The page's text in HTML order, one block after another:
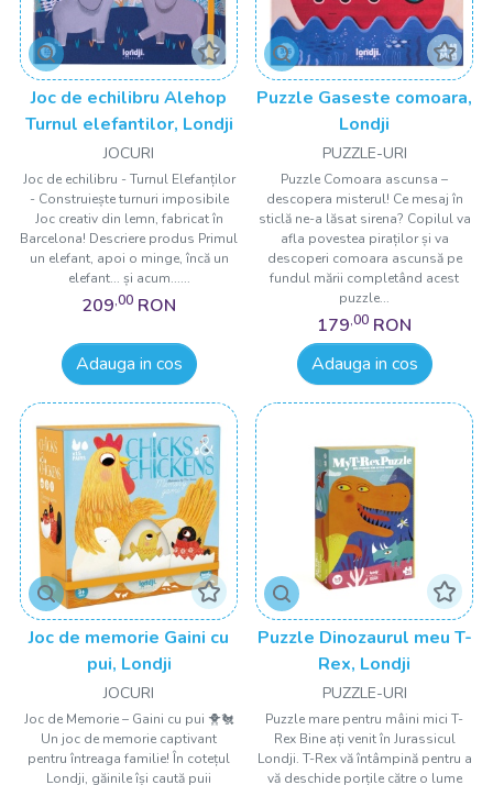
Joc de echilibru Alehop
Turnul elefantilor, Londji
JOCURI
Joc de echilibru - Turnul Elefanților
- Construiește turnuri imposibile
Joc creativ din lemn, fabricat în
Barcelona! Descriere produs Primul
un elefant, apoi o minge, încă un
elefant... și acum......
209,00 RON
Adauga in cos
Puzzle Gaseste comoara,
Londji
PUZZLE-URI
Puzzle Comoara ascunsa –
descopera misterul! Ce mesaj în
sticlă ne-a lăsat sirena? Copilul va
afla povestea piraților și va
descoperi comoara ascunsă pe
fundul mării completând acest
puzzle...
179,00 RON
Adauga in cos
Joc de memorie Gaini cu
pui, Londji
JOCURI
Joc de Memorie – Gaini cu pui 🐥🐔
Un joc de memorie captivant
pentru întreaga familie! În cotețul
Londji, găinile își caută puii
Puzzle Dinozaurul meu T-
Rex, Londji
PUZZLE-URI
Puzzle mare pentru mâini mici T-
Rex Bine ați venit în Jurassicul
Londji. T-Rex vă întâmpină pentru a
vă deschide porțile către o lume